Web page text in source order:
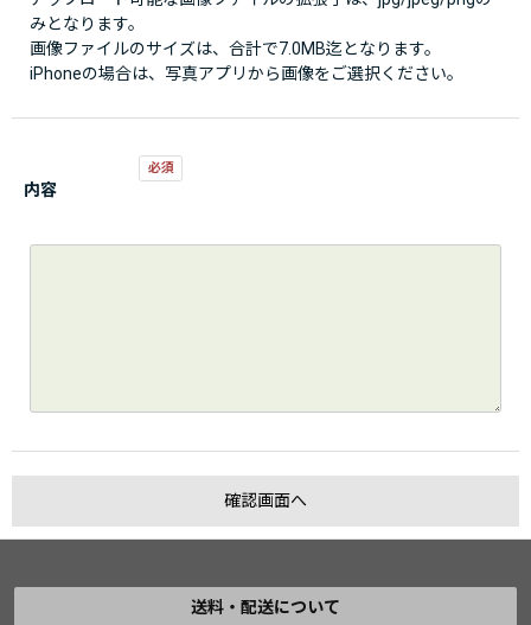
みとなります。
画像ファイルのサイズは、合計で7.0MB迄となります。
iPhoneの場合は、写真アプリから画像をご選択ください。
内容
送料・配送について